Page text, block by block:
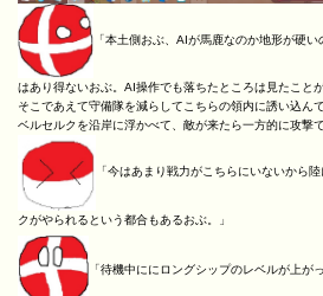
「本土側おぶ、AIが馬鹿なのか地形が硬
はあり得ないおぶ。AI操作でも落ちたところは見たこと
そこであえて守備隊を減らしてこちらの領内に誘い込ん
ベルセルクを沿岸に浮かべて、敵が来たら一方的に攻撃
「今はあまり戦力がこちらにいないから
クがやられるという都合もあるおぶ。」
「待機中ににロングシップのレベルが上が